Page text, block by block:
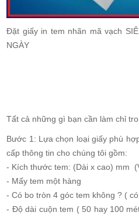
Đặt giấy in tem nhãn mã vạch
NGÀY
Tất cả những gì bạn cần làm chỉ
Bước 1: Lựa chọn loại giấy phù
cấp thông tin cho chúng tôi gồm:
- Kích thước tem: (Dài x cao) mm
- Mấy tem một hàng
- Có bo tròn 4 góc tem không ? (
- Độ dài cuộn tem ( 50 hay 100